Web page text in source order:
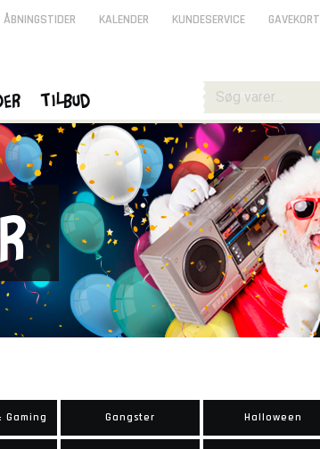
Gaming Gangster Halloween
ÅBNINGSTIDER KALENDER KUNDESERVICE GAVEKORT
Tilbud